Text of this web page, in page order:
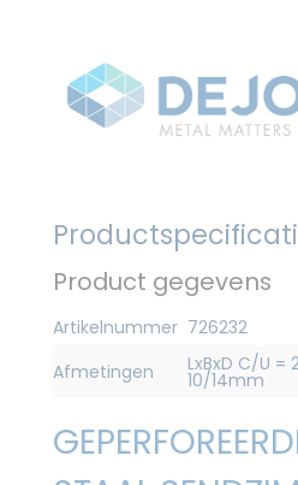
Product gegevens
Artikelnummer 726232
Afmetingen
LxBxD C/U =
10/14mm